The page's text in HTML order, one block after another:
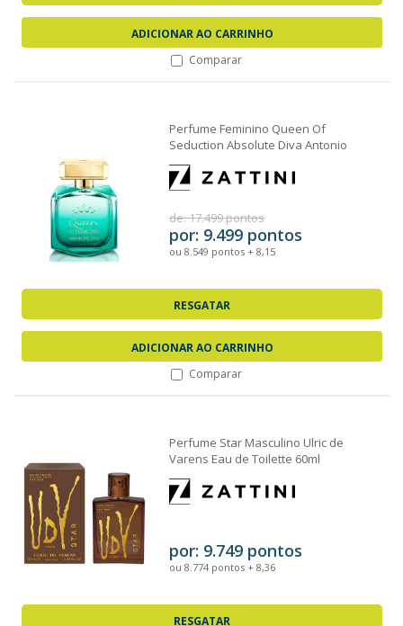
ADICIONAR AO CARRINHO
Comparar
Perfume Feminino Queen Of
Seduction Absolute Diva Antonio
Banderas Eau de...
de: 17.499 pontos
por: 9.499 pontos
ou 8.549 pontos + 8,15
RESGATAR
ADICIONAR AO CARRINHO
Comparar
Perfume Star Masculino Ulric de
Varens Eau de Toilette 60ml
por: 9.749 pontos
ou 8.774 pontos + 8,36
RESGATAR